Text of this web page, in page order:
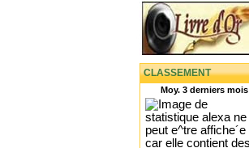
CLASSEMENT
Moy. 3 derniers mois